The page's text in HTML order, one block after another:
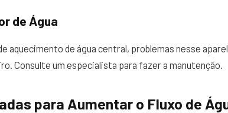
de Água
aquecimento de água central, problemas nesse
Consulte um especialista para fazer a manutenção.
para Aumentar o Fluxo de